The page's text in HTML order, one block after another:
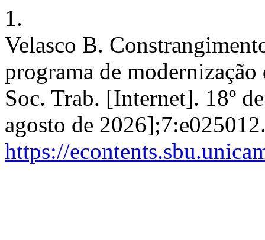
1.
Velasco B.
programa de
Soc. Trab. [Internet]. 18º
agosto de
https://